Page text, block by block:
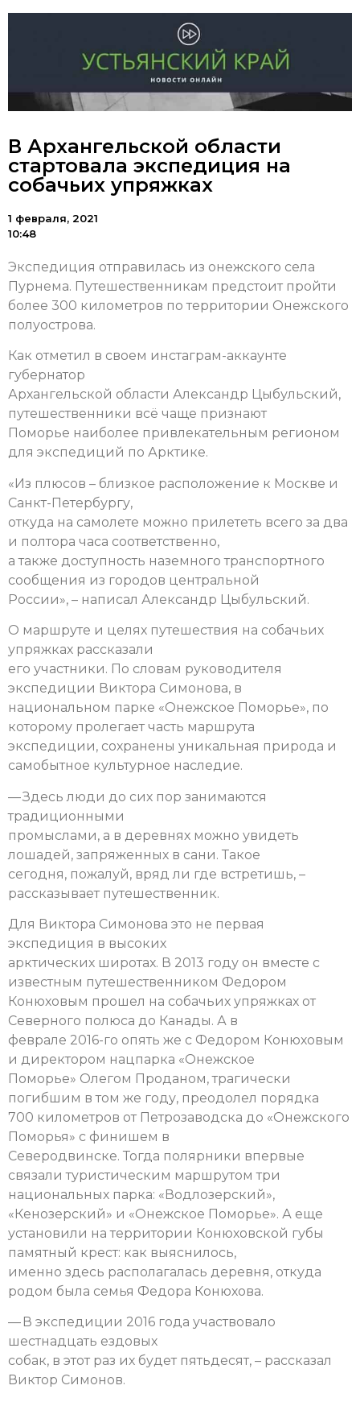
В Архангельской области
стартовала экспедиция на
собачьих упряжках
1 февраля, 2021
10:48
Экспедиция отправилась из онежского села
Пурнема. Путешественникам предстоит пройти
более 300 километров по территории Онежского
полуострова.
Как отметил в своем инстаграм-аккаунте
губернатор
Архангельской области Александр Цыбульский,
путешественники всё чаще признают
Поморье наиболее привлекательным регионом
для экспедиций по Арктике.
«Из плюсов – близкое расположение к Москве и
Санкт-Петербургу,
откуда на самолете можно прилететь всего за два
и полтора часа соответственно,
а также доступность наземного транспортного
сообщения из городов центральной
России», – написал Александр Цыбульский.
О маршруте и целях путешествия на собачьих
упряжках рассказали
его участники. По словам руководителя
экспедиции Виктора Симонова, в
национальном парке «Онежское Поморье», по
которому пролегает часть маршрута
экспедиции, сохранены уникальная природа и
самобытное культурное наследие.
— Здесь люди до сих пор занимаются
традиционными
промыслами, а в деревнях можно увидеть
лошадей, запряженных в сани. Такое
сегодня, пожалуй, вряд ли где встретишь, –
рассказывает путешественник.
Для Виктора Симонова это не первая
экспедиция в высоких
арктических широтах. В 2013 году он вместе с
известным путешественником Федором
Конюховым прошел на собачьих упряжках от
Северного полюса до Канады. А в
феврале 2016-го опять же с Федором Конюховым
и директором нацпарка «Онежское
Поморье» Олегом Проданом, трагически
погибшим в том же году, преодолел порядка
700 километров от Петрозаводска до «Онежского
Поморья» с финишем в
Северодвинске. Тогда полярники впервые
связали туристическим маршрутом три
национальных парка: «Водлозерский»,
«Кенозерский» и «Онежское Поморье». А еще
установили на территории Конюховской губы
памятный крест: как выяснилось,
именно здесь располагалась деревня, откуда
родом была семья Федора Конюхова.
— В экспедиции 2016 года участвовало
шестнадцать ездовых
собак, в этот раз их будет пятьдесят, – рассказал
Виктор Симонов.